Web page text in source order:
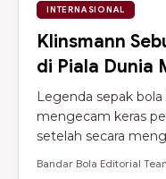
INTERNASIONAL
Klinsmann
di Piala Dunia
Legenda sepak
mengecam keras
setelah secara
Bandar Bola Editorial